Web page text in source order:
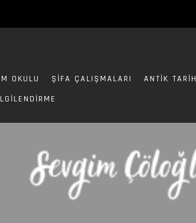
OKULU ŞIFA ÇALIŞMALARI ANTIK TARIH